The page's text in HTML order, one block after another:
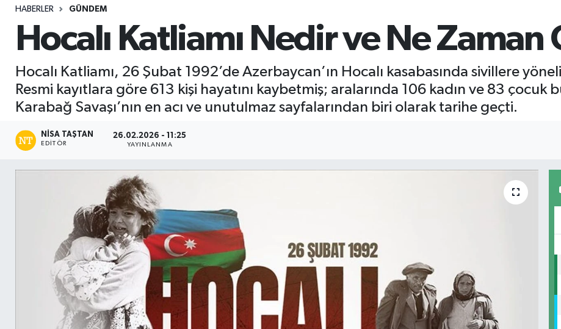
HABERLER GÜNDEM
Hocalı Katliamı Nedir ve Ne
Hocalı Katliamı, 26 Şubat 1992’de Azerbaycan’ın Hocalı kasabasında sivillere
Resmi kayıtlara göre 613 kişi hayatını kaybetmiş; aralarında 106 kadın ve 83 çocuk
Karabağ Savaşı’nın en acı ve unutulmaz sayfalarından biri olarak tarihe geçti.
NISA TAŞTAN
EDITÖR
26.02.2026 - 11:25
YAYINLANMA
Seri İlan
Siyaset
Spor
Yaşam